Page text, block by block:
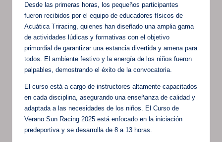
Desde las primeras horas, los pequeños participantes
fueron recibidos por el equipo de educadores físicos de
Acuática Triracing, quienes han diseñado una amplia gama
de actividades lúdicas y formativas con el objetivo
primordial de garantizar una estancia divertida y amena para
todos. El ambiente festivo y la energía de los niños fueron
palpables, demostrando el éxito de la convocatoria.
El curso está a cargo de instructores altamente capacitados
en cada disciplina, asegurando una enseñanza de calidad y
adaptada a las necesidades de los niños. El Curso de
Verano Sun Racing 2025 está enfocado en la iniciación
predeportiva y se desarrolla de 8 a 13 horas.